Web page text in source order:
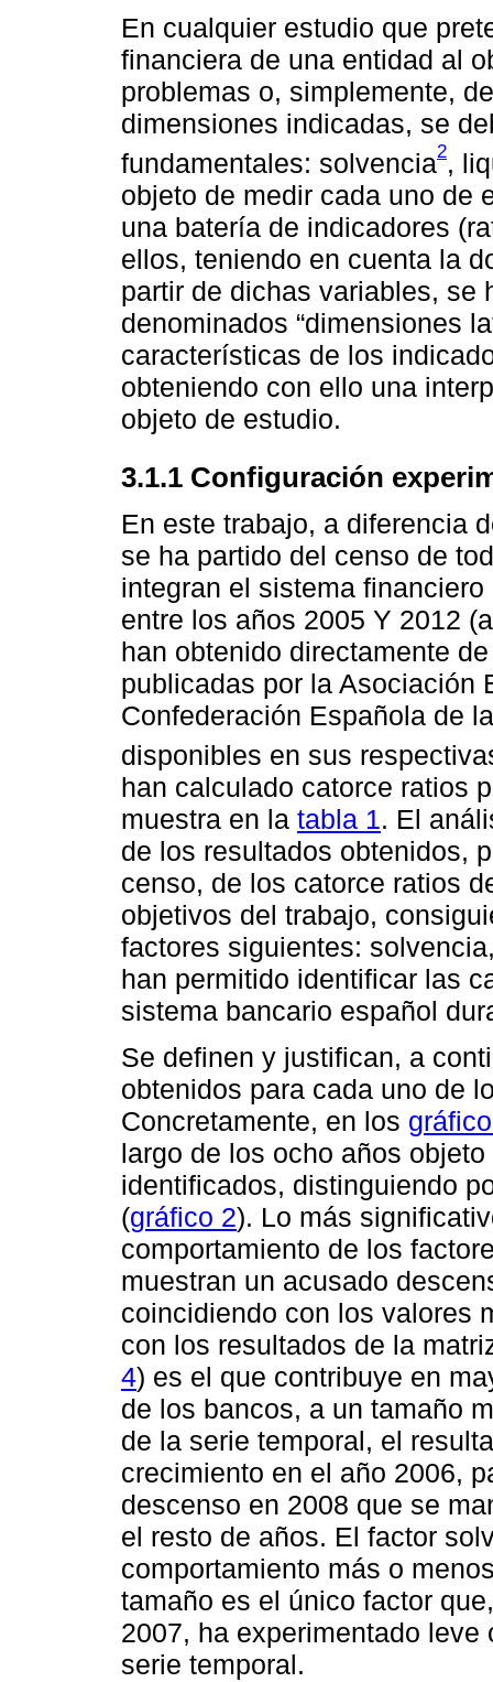
En cualquier estudio que
financiera de una entidad al
problemas o, simplemente,
dimensiones indicadas, se
fundamentales: solvencia2,
objeto de medir cada uno de
una batería de indicadores
ellos, teniendo en cuenta la
partir de dichas variables, se
denominados “dimensiones
características de los
obteniendo con ello una
objeto de estudio.
3.1.1 Configuración
En este trabajo, a diferencia
se ha partido del censo de
integran el sistema
entre los años 2005 Y 2012
han obtenido directamente
publicadas por la Asociación
Confederación Española de
disponibles en sus
han calculado catorce ratios
muestra en la tabla 1. El
de los resultados obtenidos,
censo, de los catorce ratios
objetivos del trabajo,
factores siguientes:
han permitido identificar las
sistema bancario español
Se definen y justifican, a
obtenidos para cada uno de
Concretamente, en los
largo de los ocho años
identificados, distinguiendo
(gráfico 2). Lo más
comportamiento de los
muestran un acusado
coincidiendo con los valores
con los resultados de la
4) es el que contribuye en
de los bancos, a un tamaño
de la serie temporal, el
crecimiento en el año 2006,
descenso en 2008 que se
el resto de años. El factor
comportamiento más o
tamaño es el único factor
2007, ha experimentado
serie temporal.